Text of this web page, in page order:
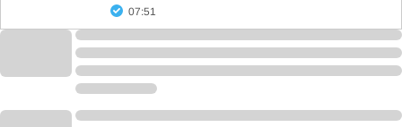
07:51